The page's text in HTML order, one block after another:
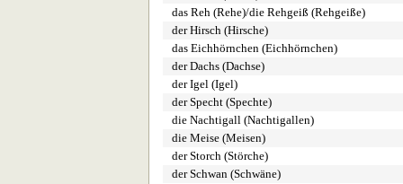
das Reh (Rehe)/die Rehgeiß (Rehgeiße)
der Hirsch (Hirsche)
das Eichhörnchen (Eichhörnchen)
der Dachs (Dachse)
der Igel (Igel)
der Specht (Spechte)
die Nachtigall (Nachtigallen)
die Meise (Meisen)
der Storch (Störche)
der Schwan (Schwäne)